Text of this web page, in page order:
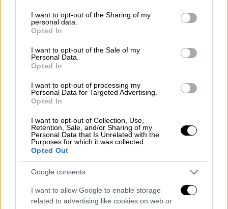
not limited to your visit or usage behaviour. You may click to
grant or deny consent to Google and its third-party tags to
use your data for below specified purposes in below Google
consent section.
I want to opt-out of the Sharing of my
personal data.
Opted In
I want to opt-out of the Sale of my
Personal Data.
Opted In
I want to opt-out of processing my
Personal Data for Targeted Advertising.
Opted In
I want to opt-out of Collection, Use,
Retention, Sale, and/or Sharing of my
Personal Data that Is Unrelated with the
Purposes for which it was collected.
Opted Out
Google consents
I want to allow Google to enable storage
related to advertising like cookies on web or
Μακρόν για επιθέσεις με πολλαπλά
drones και πυραύλους - Τι απαντά η
Λευκωσία
Διαψεύδει ο Λετυμπιώτης